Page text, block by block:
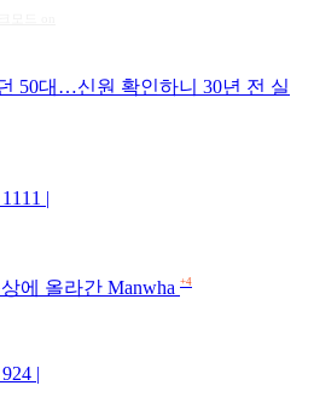
50대…신원 확인하니 30년 전 실
1111 |
에 올라간 Manwha +4
924 |